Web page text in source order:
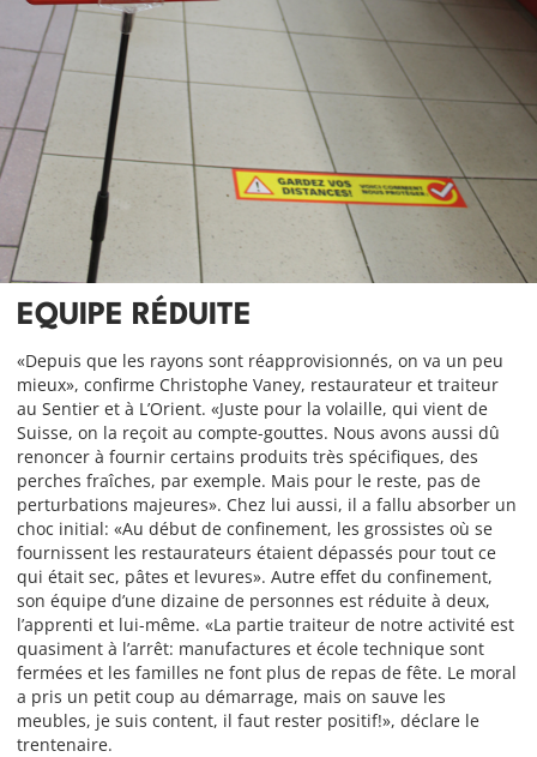
EQUIPE RÉDUITE
«Depuis que les rayons sont réapprovisionnés, on va un peu
mieux», confirme Christophe Vaney, restaurateur et traiteur
au Sentier et à L’Orient. «Juste pour la volaille, qui vient de
Suisse, on la reçoit au compte-gouttes. Nous avons aussi dû
renoncer à fournir certains produits très spécifiques, des
perches fraîches, par exemple. Mais pour le reste, pas de
perturbations majeures». Chez lui aussi, il a fallu absorber un
choc initial: «Au début de confinement, les grossistes où se
fournissent les restaurateurs étaient dépassés pour tout ce
qui était sec, pâtes et levures». Autre effet du confinement,
son équipe d’une dizaine de personnes est réduite à deux,
l’apprenti et lui-même. «La partie traiteur de notre activité est
quasiment à l’arrêt: manufactures et école technique sont
fermées et les familles ne font plus de repas de fête. Le moral
a pris un petit coup au démarrage, mais on sauve les
meubles, je suis content, il faut rester positif!», déclare le
trentenaire.